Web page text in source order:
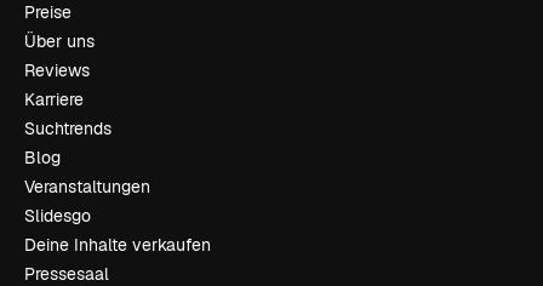
Preise
Über uns
Reviews
Karriere
Suchtrends
Blog
Veranstaltungen
Slidesgo
Deine Inhalte verkaufen
Pressesaal